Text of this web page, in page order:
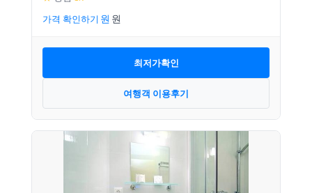
가격 확인하기
최저가확인
여행객 이용후기